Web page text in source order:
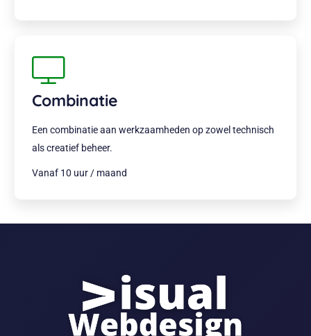
Combinatie
Een combinatie aan werkzaamheden op zowel technisch
als creatief beheer.
Vanaf 10 uur / maand